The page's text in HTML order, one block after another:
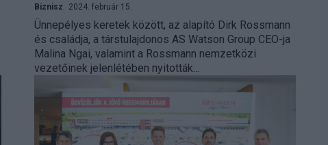
Biznisz 2024. február 15.
Ünnepélyes keretek között, az alapító Dirk Rossmann
és családja, a társtulajdonos AS Watson Group CEO-ja
Malina Ngai, valamint a Rossmann nemzetközi
vezetőinek jelenlétében nyitották...